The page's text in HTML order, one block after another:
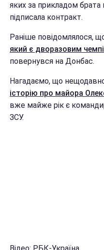
яких за прикладом
підписала контракт.
Раніше повідомлялося,
який є дворазовим
повернувся на Донбас.
Нагадаємо, що
історію про майора
вже майже рік є
ЗСУ.